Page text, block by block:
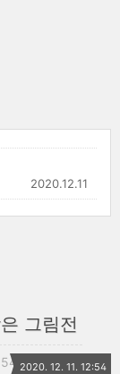
2020.12.11
그림전
2020. 12. 11. 12:54